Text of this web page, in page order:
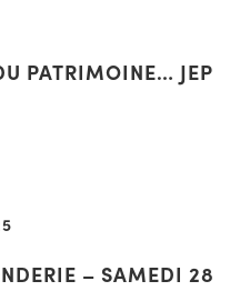
PATRIMOINE… JEP
– SAMEDI 28